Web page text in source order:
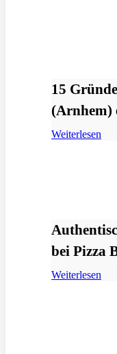
15
(Arnhem)
Weiterlesen
bei Pizza
Weiterlesen